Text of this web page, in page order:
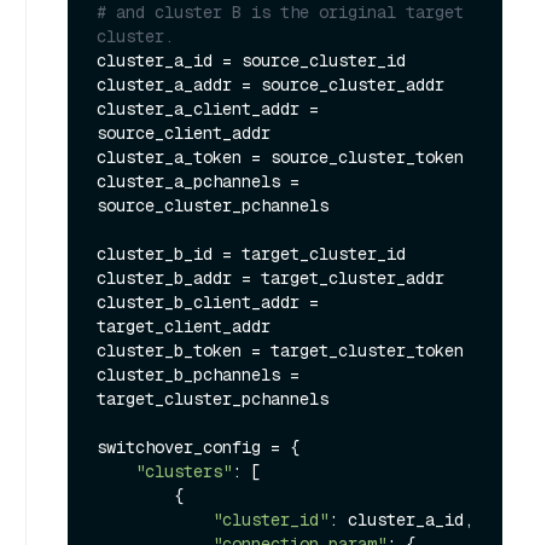
# and cluster B is the original target
cluster.
cluster_a_id = source_cluster_id
cluster_a_addr = source_cluster_addr
cluster_a_client_addr =
source_client_addr
cluster_a_token = source_cluster_token
cluster_a_pchannels =
source_cluster_pchannels
cluster_b_id = target_cluster_id
cluster_b_addr = target_cluster_addr
cluster_b_client_addr =
target_client_addr
cluster_b_token = target_cluster_token
cluster_b_pchannels =
target_cluster_pchannels
switchover_config = {
"clusters" : [
"cluster_id" : cluster_a_id,